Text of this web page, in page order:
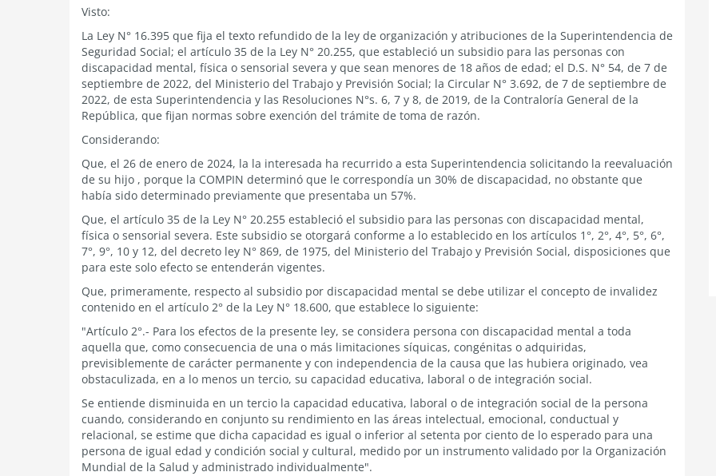
Visto:
La Ley N° 16.395 que fija el texto refundido de la ley de organización y atribuciones de la Superintendencia de
Seguridad Social; el artículo 35 de la Ley N° 20.255, que estableció un subsidio para las personas con
discapacidad mental, física o sensorial severa y que sean menores de 18 años de edad; el D.S. N° 54, de 7 de
septiembre de 2022, del Ministerio del Trabajo y Previsión Social; la Circular N° 3.692, de 7 de septiembre de
2022, de esta Superintendencia y las Resoluciones N°s. 6, 7 y 8, de 2019, de la Contraloría General de la
República, que fijan normas sobre exención del trámite de toma de razón.
Considerando:
Que, el 26 de enero de 2024, la la interesada ha recurrido a esta Superintendencia solicitando la reevaluación
de su hijo , porque la COMPIN determinó que le correspondía un 30% de discapacidad, no obstante que
había sido determinado previamente que presentaba un 57%.
Que, el artículo 35 de la Ley N° 20.255 estableció el subsidio para las personas con discapacidad mental,
física o sensorial severa. Este subsidio se otorgará conforme a lo establecido en los artículos 1°, 2°, 4°, 5°, 6°,
7°, 9°, 10 y 12, del decreto ley N° 869, de 1975, del Ministerio del Trabajo y Previsión Social, disposiciones que
para este solo efecto se entenderán vigentes.
Que, primeramente, respecto al subsidio por discapacidad mental se debe utilizar el concepto de invalidez
contenido en el artículo 2° de la Ley N° 18.600, que establece lo siguiente:
"Artículo 2°.- Para los efectos de la presente ley, se considera persona con discapacidad mental a toda
aquella que, como consecuencia de una o más limitaciones síquicas, congénitas o adquiridas,
previsiblemente de carácter permanente y con independencia de la causa que las hubiera originado, vea
obstaculizada, en a lo menos un tercio, su capacidad educativa, laboral o de integración social.
Se entiende disminuida en un tercio la capacidad educativa, laboral o de integración social de la persona
cuando, considerando en conjunto su rendimiento en las áreas intelectual, emocional, conductual y
relacional, se estime que dicha capacidad es igual o inferior al setenta por ciento de lo esperado para una
persona de igual edad y condición social y cultural, medido por un instrumento validado por la Organización
Mundial de la Salud y administrado individualmente".